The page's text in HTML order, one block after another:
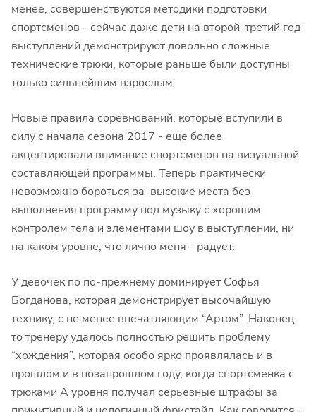
менее, совершенствуются методики подготовки
спортсменов - сейчас даже дети на второй-третий год
выступлений демонстрируют довольно сложные
технические трюки, которые раньше были доступны
только сильнейшим взрослым.
Новые правила соревнований, которые вступили в
силу с начала сезона 2017 - еще более
акцентировали внимание спортсменов на визуальной
составляющей программы. Теперь практически
невозможно бороться за высокие места без
выполнения программу под музыку с хорошим
контролем тела и элементами шоу в выступлении, ни
на каком уровне, что лично меня - радует.
У девочек по по-прежнему доминирует Софья
Богданова, которая демонстрирует высочайшую
технику, с не менее впечатляющим “Артом”. Наконец-
то тренеру удалось полностью решить проблему
“хождения”, которая особо ярко проявлялась и в
прошлом и в позапрошлом году, когда спортсменка с
трюками А уровня получал серьезные штрафы за